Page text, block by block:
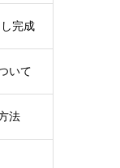
完成
いて
法